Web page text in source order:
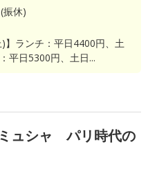
振休)
】ランチ：平日4400円、土
平日5300円、土日...
ュシャ パリ時代の